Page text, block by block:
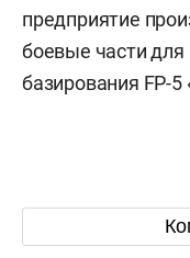
предприятие
боевые части
базирования FP-